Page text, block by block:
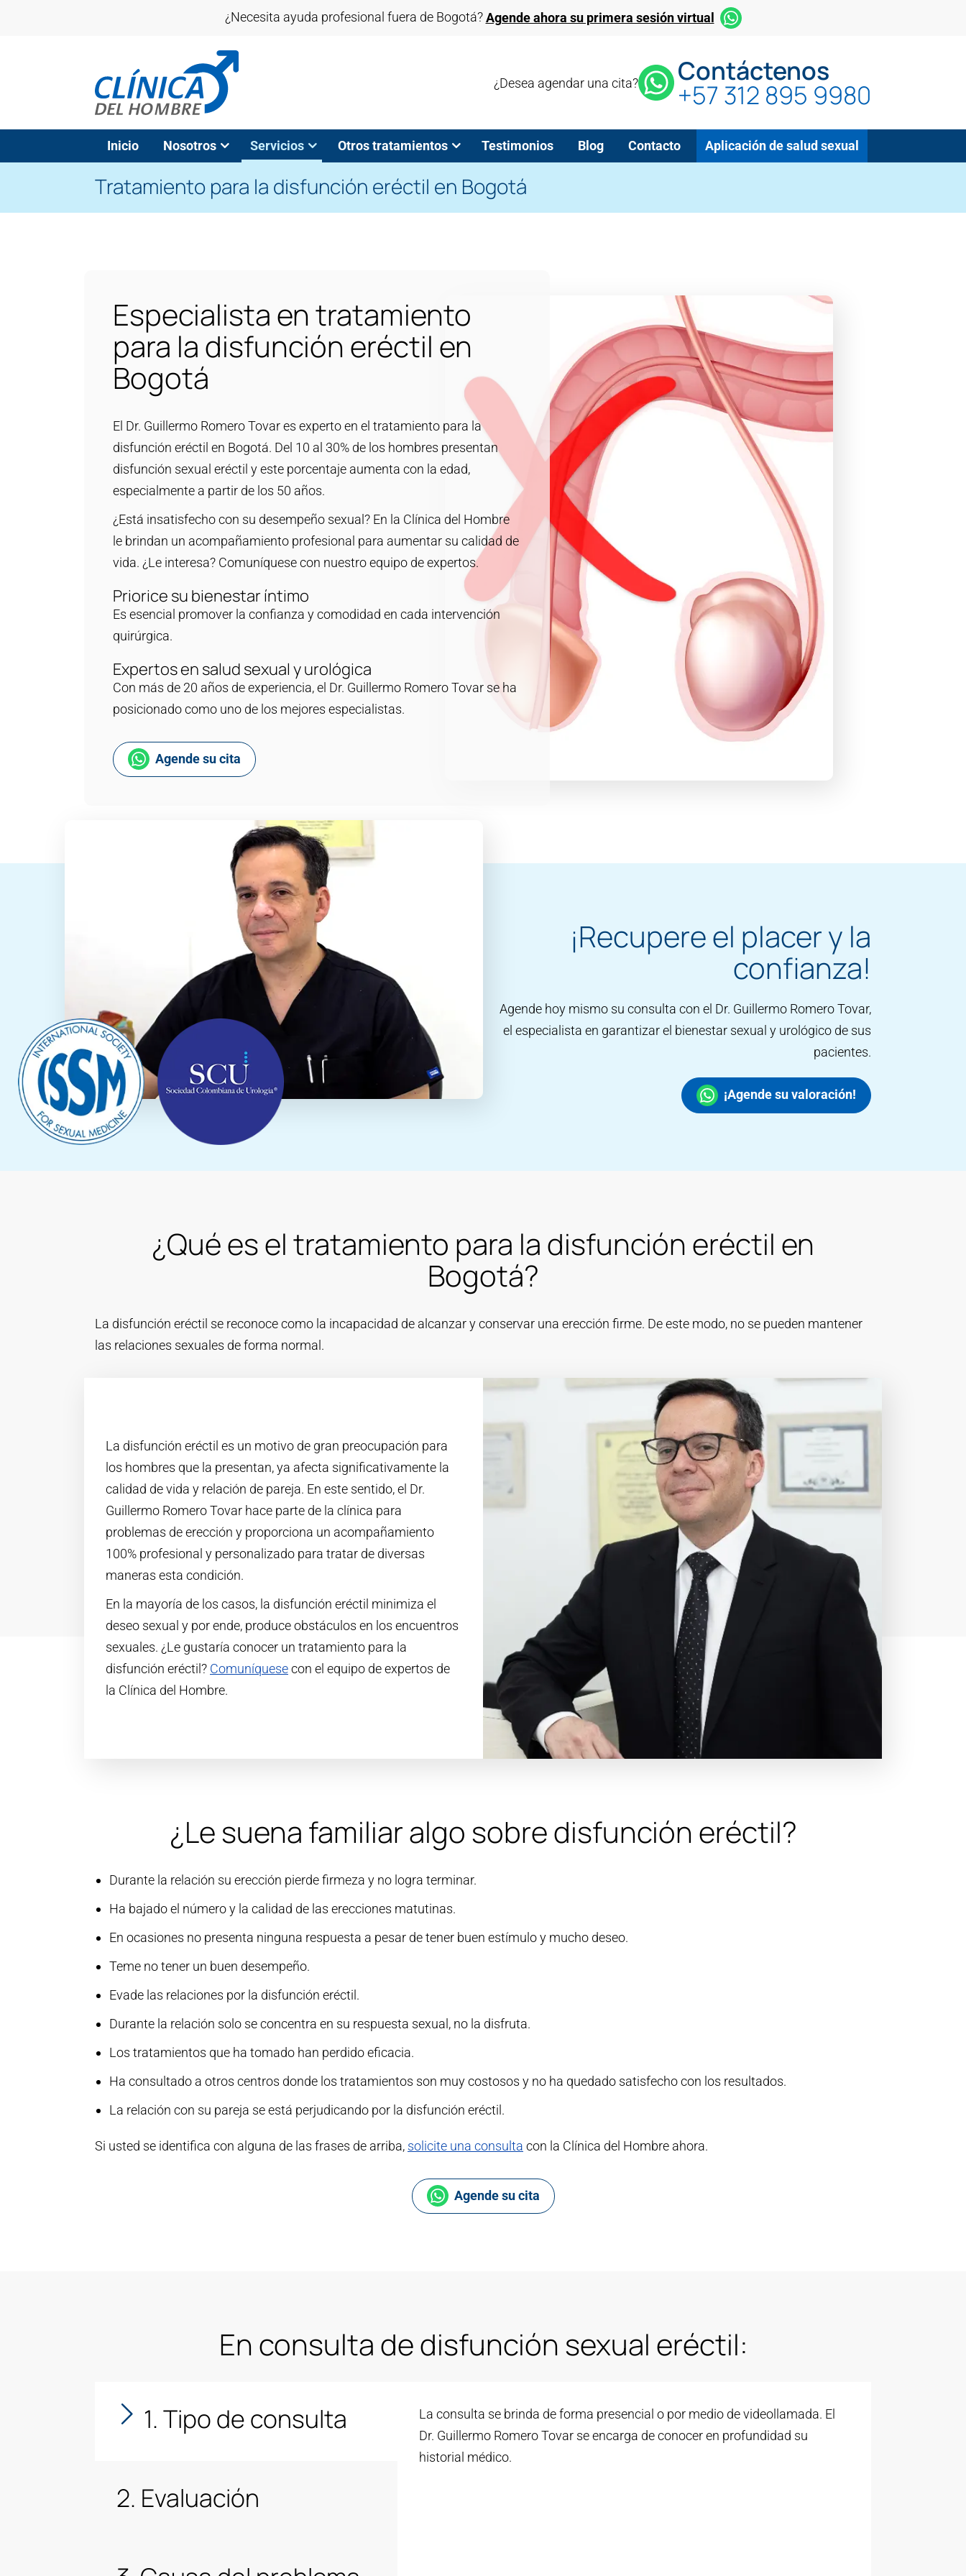
¿Necesita ayuda profesional fuera de Bogotá?Agende ahora su primera sesión virtual
¿Desea agendar una cita? Contáctenos
+57 312 895 9980
Inicio Nosotros Servicios Otros tratamientos Testimonios Blog Contacto Aplicación de salud sexual
Tratamiento para la disfunción eréctil en Bogotá
Especialista en tratamiento
para la disfunción eréctil en
Bogotá
El Dr. Guillermo Romero Tovar es experto en el tratamiento para la
disfunción eréctil en Bogotá. Del 10 al 30% de los hombres presentan
disfunción sexual eréctil y este porcentaje aumenta con la edad,
especialmente a partir de los 50 años.
¿Está insatisfecho con su desempeño sexual? En la Clínica del Hombre
le brindan un acompañamiento profesional para aumentar su calidad de
vida. ¿Le interesa? Comuníquese con nuestro equipo de expertos.
Priorice su bienestar íntimo
Es esencial promover la confianza y comodidad en cada intervención
quirúrgica.
Expertos en salud sexual y urológica
Con más de 20 años de experiencia, el Dr. Guillermo Romero Tovar se ha
posicionado como uno de los mejores especialistas.
Agende su cita
¡Recupere el placer y la
confianza!
Agende hoy mismo su consulta con el Dr. Guillermo Romero Tovar,
el especialista en garantizar el bienestar sexual y urológico de sus
pacientes.
¡Agende su valoración!
¿Qué es el tratamiento para la disfunción eréctil en
Bogotá?
La disfunción eréctil se reconoce como la incapacidad de alcanzar y conservar una erección firme. De este modo, no se pueden mantener
las relaciones sexuales de forma normal.
La disfunción eréctil es un motivo de gran preocupación para
los hombres que la presentan, ya afecta significativamente la
calidad de vida y relación de pareja. En este sentido, el Dr.
Guillermo Romero Tovar hace parte de la clínica para
problemas de erección y proporciona un acompañamiento
100% profesional y personalizado para tratar de diversas
maneras esta condición.
En la mayoría de los casos, la disfunción eréctil minimiza el
deseo sexual y por ende, produce obstáculos en los encuentros
sexuales. ¿Le gustaría conocer un tratamiento para la
disfunción eréctil? Comuníquesecon el equipo de expertos de
la Clínica del Hombre.
¿Le suena familiar algo sobre disfunción eréctil?
Durante la relación su erección pierde firmeza y no logra terminar.
Ha bajado el número y la calidad de las erecciones matutinas.
En ocasiones no presenta ninguna respuesta a pesar de tener buen estímulo y mucho deseo.
Teme no tener un buen desempeño.
Evade las relaciones por la disfunción eréctil.
Durante la relación solo se concentra en su respuesta sexual, no la disfruta.
Los tratamientos que ha tomado han perdido eficacia.
Ha consultado a otros centros donde los tratamientos son muy costosos y no ha quedado satisfecho con los resultados.
La relación con su pareja se está perjudicando por la disfunción eréctil.
Si usted se identifica con alguna de las frases de arriba, solicite una consulta con la Clínica del Hombre ahora.
Agende su cita
En consulta de disfunción sexual eréctil​:
1. Tipo de consulta
2. Evaluación
La consulta se brinda de forma presencial o por medio de videollamada. El
Dr. Guillermo Romero Tovar se encarga de conocer en profundidad su
historial médico.